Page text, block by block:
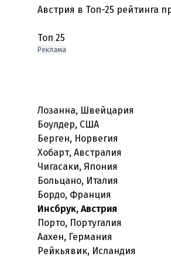
Австрия в Топ-25 рейтинга
Реклама
Лозанна, Швейцария
Боулдер, США
Берген, Норвегия
Хобарт, Австралия
Чигасаки, Япония
Больцано, Италия
Инсбрук, Австрия
Порто, Португалия
Аахен, Германия
Рейкьявик, Исландия